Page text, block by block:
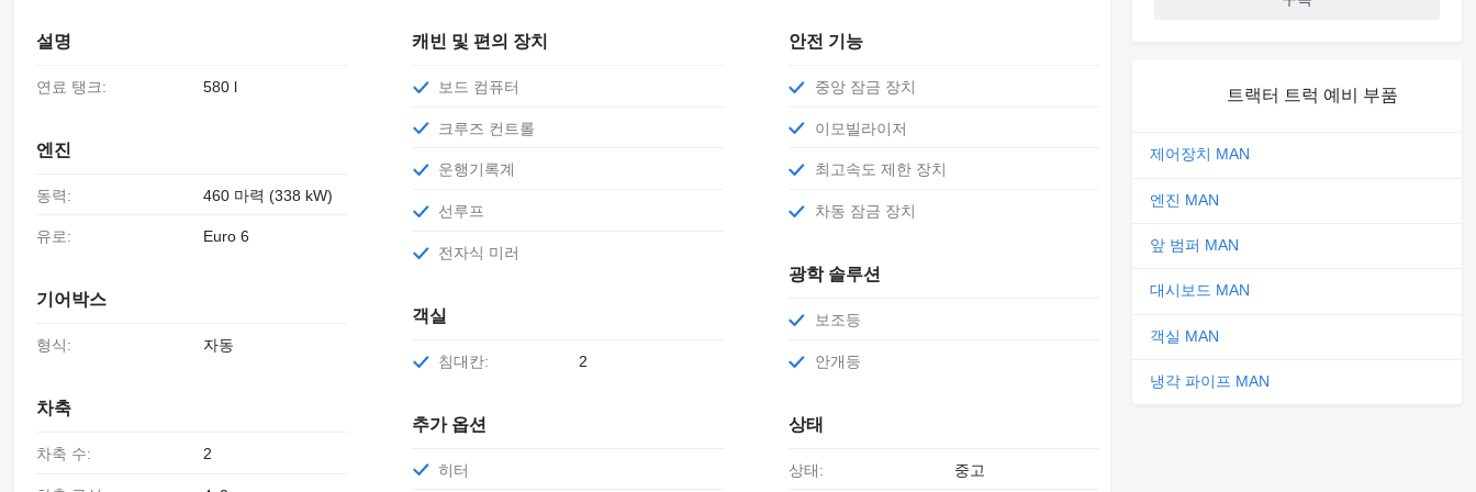
설명
연료 탱크: 580 l
엔진
동력: 460 마력 (338 kW)
유로: Euro 6
기어박스
형식: 자동
차축
차축 수: 2
캐빈 및 편의 장치
보드 컴퓨터
크루즈 컨트롤
운행기록계
선루프
전자식 미러
객실
침대칸: 2
추가 옵션
히터
안전 기능
중앙 잠금 장치
이모빌라이저
최고속도 제한 장치
차동 잠금 장치
광학 솔루션
보조등
안개등
상태
상태: 중고
트랙터 트럭 예비 부품
제어장치 MAN
엔진 MAN
앞 범퍼 MAN
대시보드 MAN
객실 MAN
냉각 파이프 MAN